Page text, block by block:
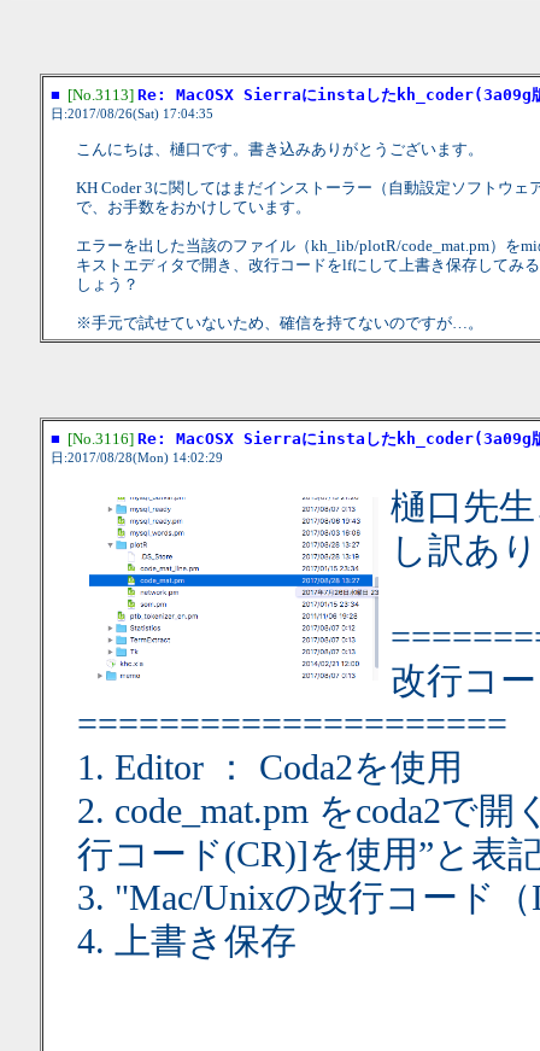
■ [No.3113] Re: MacOSX Sierraにinstaしたkh_coder(3a09g版)
日:2017/08/26(Sat) 17:04:35
こんにちは、樋口です。書き込みありがとうございます。
KH Coder 3に関してはまだインストーラー（自動設定ソフトウェ
で、お手数をおかけしています。
エラーを出した当該のファイル（kh_lib/plotR/code_mat.pm）を
キストエディタで開き、改行コードをlfにして上書き保存してみ
しょう？
※手元で試せていないため、確信を持てないのですが…。
■ [No.3116] Re: MacOSX Sierraにinstaしたkh_coder(3a09g版)
日:2017/08/28(Mon) 14:02:29
樋口先
し訳あ
改行コ
=====================
1. Editor ： Coda2を使用
2. code_mat.pm をcoda2で
行コード(CR)]を使用”と表
3. "Mac/Unixの改行コード
4. 上書き保存